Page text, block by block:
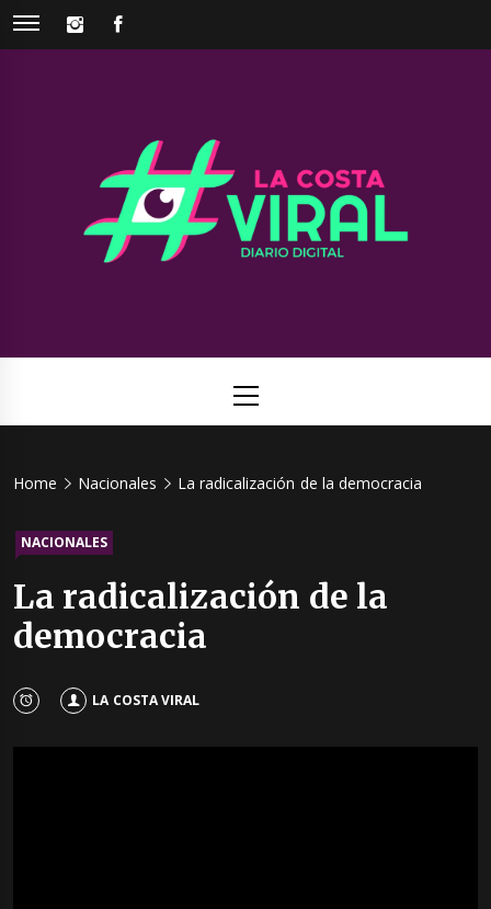
Skip
INSTAGRAM
Viral
Menu
Home Nacionales La radicalización de la democracia
NACIONALES
La radicalización de la
democracia
LA COSTA VIRAL